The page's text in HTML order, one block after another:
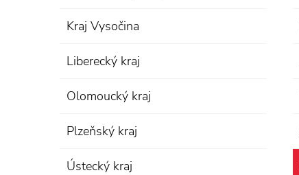
Kraj Vysočina
Liberecký kraj
Olomoucký kraj
Plzeňský kraj
Ústecký kraj